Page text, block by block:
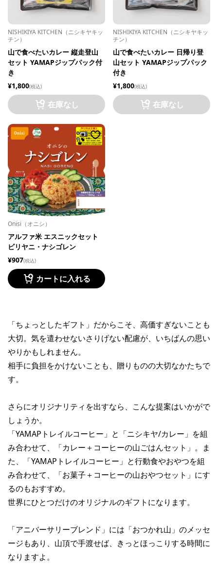
NISHIKIYA KITCHEN（ニシキヤキッ
チン）
山で食べたいカレー 縦走登山
セット YAMAPジップパック付
き
¥1,800(税込)
在庫なし
NISHIKIYA KITCHEN（ニシキヤキッ
チン）
山で食べたいカレー 日帰り登
山セット YAMAPジップパック
付き
¥1,800(税込)
在庫なし
Onisi（オニシ）
アルファ米 エスニックセット
ビリヤニ・ナシゴレン
¥907(税込)
カートに入れる
「ちょっとしたギフト」だからこそ、高価すぎないことも
大切。気を遣わせないさりげない配慮が、いちばんの思い
やりかもしれません。
相手に負担をかけないことも、贈りものの大切なかたちで
す。
さらにオリジナリティを出すなら、こんな提案はいかがで
しょうか。
「YAMAPトレイルコーヒー」と「ニシキヤ/カレー」を組
み合わせて、「カレー＋コーヒーの山ごはんセット」。ま
た、「YAMAPトレイルコーヒー」と行動食やおやつを組
み合わせて、「お菓子＋コーヒーの山おやつセット」にす
るのもおすすめ。
世界にひとつだけのオリジナルのギフトになります。
「アニバーサリーブレンド」には「おつかれ山」のメッセ
ージもあり、山頂で手渡せば、きっとほっこりする時間に
なりますよ。